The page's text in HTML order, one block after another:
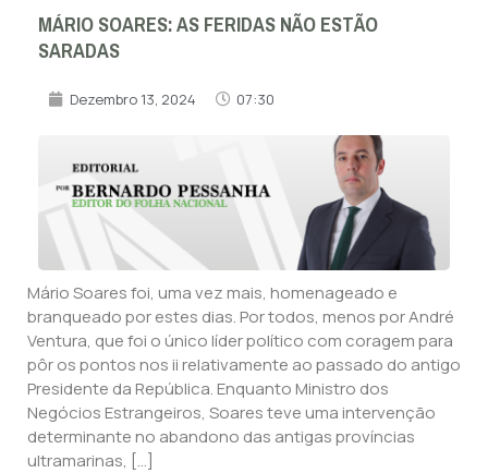
MÁRIO SOARES: AS FERIDAS NÃO ESTÃO
SARADAS
Dezembro 13, 2024 07:30
Mário Soares foi, uma vez mais, homenageado e
branqueado por estes dias. Por todos, menos por André
Ventura, que foi o único líder político com coragem para
pôr os pontos nos ii relativamente ao passado do antigo
Presidente da República. Enquanto Ministro dos
Negócios Estrangeiros, Soares teve uma intervenção
determinante no abandono das antigas províncias
ultramarinas, […]